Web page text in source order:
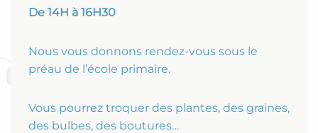
De 14H à 16H30
Nous vous donnons rendez-vous sous le
préau de l’école primaire.
Vous pourrez troquer des plantes, des graines,
des bulbes, des boutures…